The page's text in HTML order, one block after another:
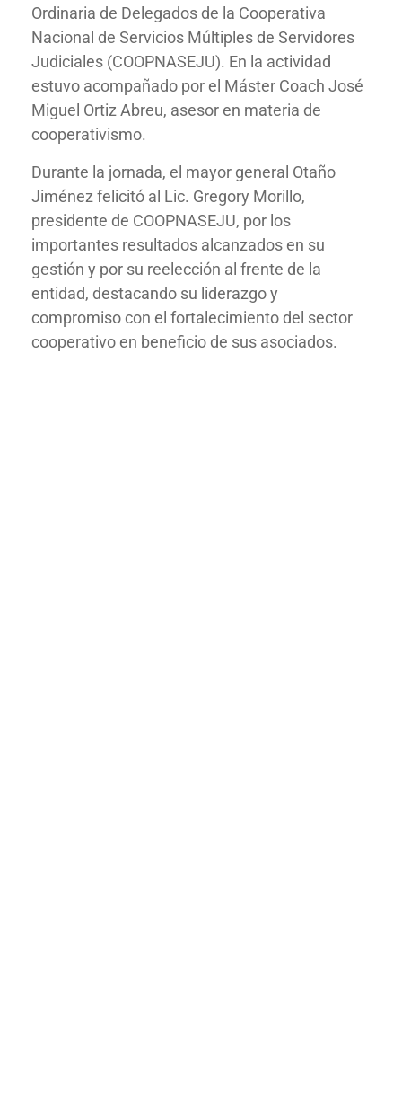
Ordinaria de Delegados de la Cooperativa
Nacional de Servicios Múltiples de Servidores
Judiciales (COOPNASEJU). En la actividad
estuvo acompañado por el Máster Coach José
Miguel Ortiz Abreu, asesor en materia de
cooperativismo.
Durante la jornada, el mayor general Otaño
Jiménez felicitó al Lic. Gregory Morillo,
presidente de COOPNASEJU, por los
importantes resultados alcanzados en su
gestión y por su reelección al frente de la
entidad, destacando su liderazgo y
compromiso con el fortalecimiento del sector
cooperativo en beneficio de sus asociados.